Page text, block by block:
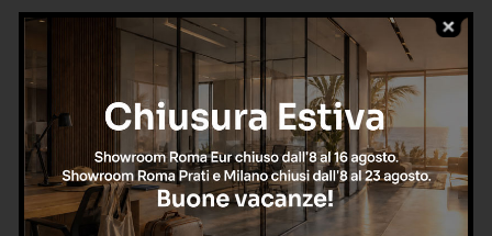
Confermo di aver letto l'informativa sulla privacy, di
accettarne le condizioni e di autorizzare il trattamento dei